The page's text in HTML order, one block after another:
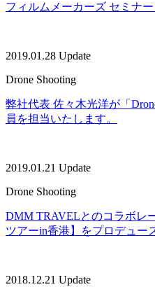
フィルムメーカーズ セミナ
2019.01.28 Update
Drone Shooting
弊社代表 佐々木光洋が「
員を担当いたします。
2019.01.21 Update
Drone Shooting
DMM TRAVELとのコラボレ
ツアーin香港】をプロデュー
2018.12.21 Update